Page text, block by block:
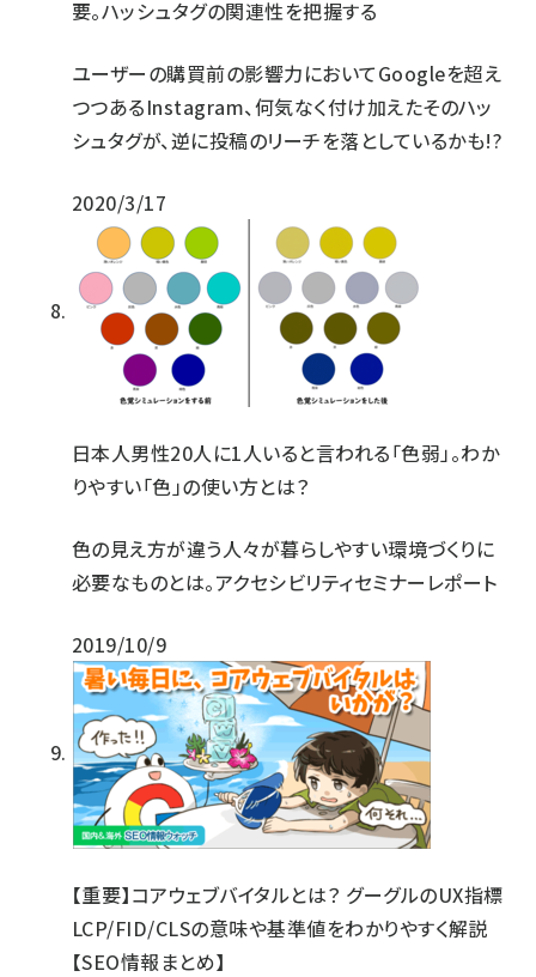
要。ハッシュタグの関連性を把握する
ユーザーの購買前の影響力においてGoogleを超え
つつあるInstagram、何気なく付け加えたそのハッ
シュタグが、逆に投稿のリーチを落としているかも!?
2020/3/17
日本人男性20人に1人いると言われる「色弱」。わか
りやすい「色」の使い方とは？
色の見え方が違う人々が暮らしやすい環境づくりに
必要なものとは。アクセシビリティセミナーレポート
2019/10/9
【重要】コアウェブバイタルとは？ グーグルのUX指標
LCP/FID/CLSの意味や基準値をわかりやすく解説
【SEO情報まとめ】